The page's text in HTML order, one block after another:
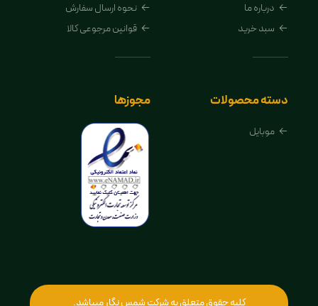
درباره ما
سبد خرید
نحوه ارسال سفارش
قوانین مرجوعی کالا
دسته محصولات
موبایل
مجوزها
کلیه حقوق متعلق به شرکت شمس نگار میباشد.